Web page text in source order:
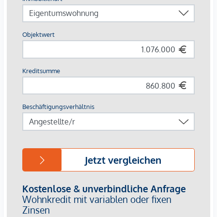
öffentlichen Verkehr bieten höchsten Wohnkomfort. Dank
der Straßenbahnlinien 1 und O erreichen Sie ganz Wien
innerhalb kürzester Zeit. Zahlreiche Lokale, Restaurants,
Museen sowie die Innenstadt und Grünflächen
vervollständigen die traumhafte Lage.
Einen detaillierteren Einblick finden Sie auf unsererEHL-
Projekthomepage
Bereits fertiggestellt!
Die monatlichen Kosten werden noch bekanntgegeben.
dem zu vermittelnden Dritten ein familiäres oder
wirtschaftliches Naheverhältnis besteht.